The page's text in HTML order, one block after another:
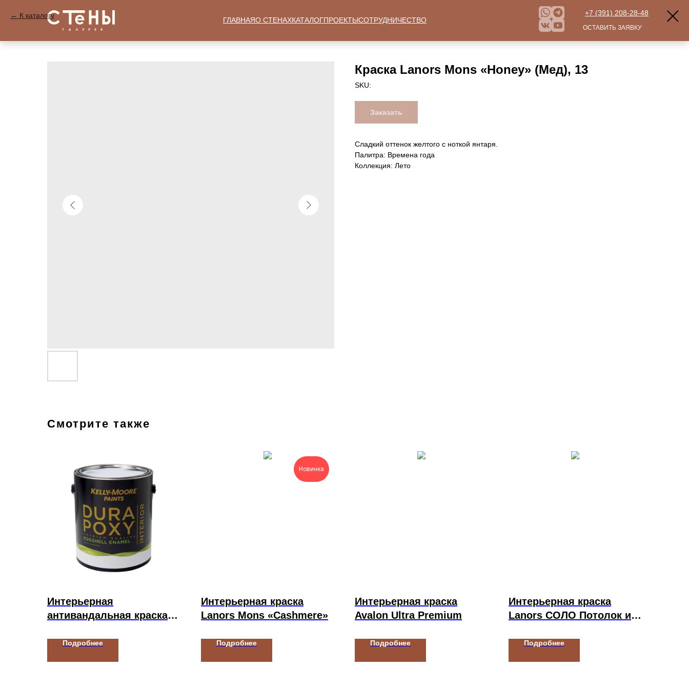
К каталогу
Краска Lanors Mons «Honey» (Мед), 13
SKU:
Заказать
Сладкий оттенок желтого с ноткой янтаря.
Палитра: Времена года
Коллекция: Лето
Смотрите также
Интерьерная
антивандальная краска
DURAPOXY INTERIOR
Подробнее
Новинка
Интерьерная краска
Lanors Mons «Cashmere»
Подробнее
Интерьерная краска
Avalon Ultra Premium
Подробнее
Интерьерная краска
Lanors СОЛО Потолок и
Подробнее
ГЛАВНАЯО СТЕНАХКАТАЛОГПРОЕКТЫСОТРУДНИЧЕСТВО
+7 (391) 208-28-48
ОСТАВИТЬ ЗАЯВКУ